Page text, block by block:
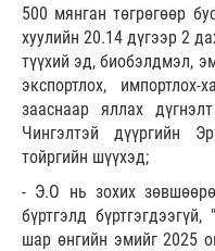
500 мянган төгрөгөөр
хуулийн 20.14 дүгээр 2
түүхий эд, биобэлдмэл,
экспортлох,
зааснаар яллах
Чингэлтэй дүүргийн
тойргийн шүүхэд;
- Э.О нь зохих
бүртгэлд
шар өнгийн эмийг 2025